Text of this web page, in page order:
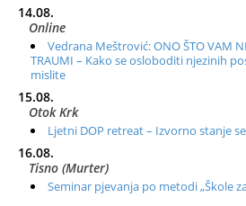
14.08.
Online
Vedrana Meštrović: ONO ŠTO VAM
TRAUMI – Kako se osloboditi njezinih
mislite
15.08.
Otok Krk
Ljetni DOP retreat – Izvorno stanje
16.08.
Tisno (Murter)
Seminar pjevanja po metodi „Škole